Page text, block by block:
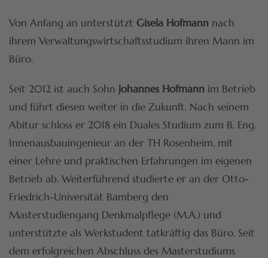
Von Anfang an unterstützt Gisela Hofmann nach
ihrem Verwaltungswirtschaftsstudium ihren Mann im
Büro.
Seit 2012 ist auch Sohn Johannes Hofmann im Betrieb
und führt diesen weiter in die Zukunft. Nach seinem
Abitur schloss er 2018 ein Duales Studium zum B. Eng.
Innenausbauingenieur an der TH Rosenheim, mit
einer Lehre und praktischen Erfahrungen im eigenen
Betrieb ab. Weiterführend studierte er an der Otto-
Friedrich-Universität Bamberg den
Masterstudiengang Denkmalpflege (M.A.) und
unterstützte als Werkstudent tatkräftig das Büro. Seit
dem erfolgreichen Abschluss des Masterstudiums